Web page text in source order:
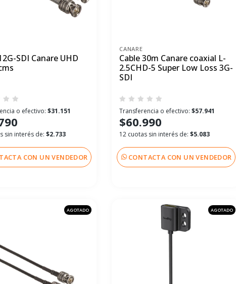
SDI Canare UHD
o efectivo: $31.151
sin interés de: $2.733
CON UN VENDEDOR
CANARE
Cable 30m Canare coaxial L-
2.5CHD-5 Super Low Loss 3G-
SDI
Transferencia o efectivo: $57.941
$60.990
12 cuotas sin interés de: $5.083
CONTACTA CON UN VENDEDOR
AGOTADO AGOTADO